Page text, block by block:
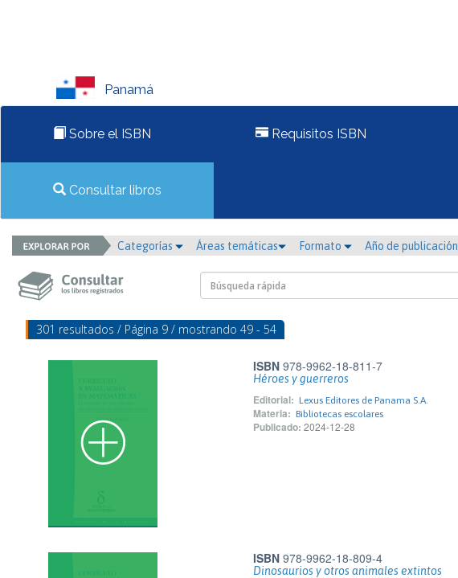
Panamá
Sobre el ISBN Requisitos ISBN
Consultar libros
Categorías Áreas temáticas Formato Año de publicación
301 resultados / Página 9 / mostrando 49 - 54
ISBN 978-9962-18-811-7
Héroes y guerreros
Editorial: Lexus Editores de Panama S.A.
Materia: Bibliotecas escolares
Publicado: 2024-12-28
ISBN 978-9962-18-809-4
Dinosaurios y otros animales extintos